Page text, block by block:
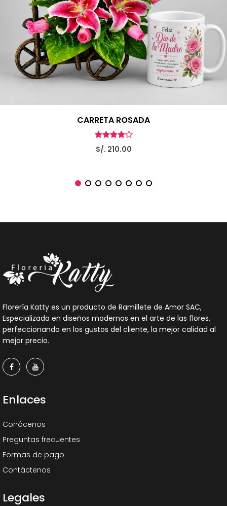
CARRETA ROSADA
S/. 210.00
Florería Katty es un producto de Ramillete de Amor SAC,
Especializada en diseños modernos en el arte de las flores,
perfeccionando en los gustos del cliente, la mejor calidad al
mejor precio.
Enlaces
Conócenos
Preguntas frecuentes
Formas de pago
Contáctenos
Legales